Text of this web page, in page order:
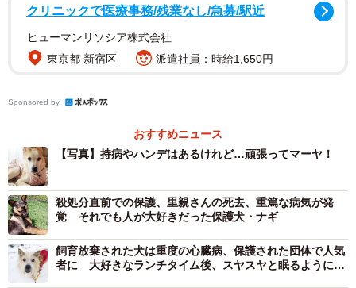
後、同団体に参加する預かりボランティアの家で過ごすこ
とになりました。
ました。特に日なたが大好きで日の当たる場所にいると、
ウトウトしてしまうこともありました。
そんな穏やかな様子がかわいいマーヤでしたが、しかし、
2022年11月に突然の下痢と嘔吐で体調不良になってしまい
ました。病院で検査をした結果、肝臓や胆のうの周辺に水
が溜まっていて、腹水もあるとのこと。至急点滴を行い、
合わせて薬の内服・治療食を与えることにし経過観察をす
ることになりました。
クリニックで医療事務/残業なし/急募/駅近
ヒューマンリソシア株式会社
東京都 新宿区
派遣社員：時給1,650円
Sponsored by
おすすめニュース
【写真】持病やハンデはあるけれど…頑張ってマーヤ！
殺処分直前での保護、里親さんの死去、重篤な病気が発
覚 それでも人が大好きだった保護犬・ナギ
飼育放棄された犬は重度の心臓病、保護された団体で人気
者に 大好きなランチタイム後、スヤスヤと眠るように…